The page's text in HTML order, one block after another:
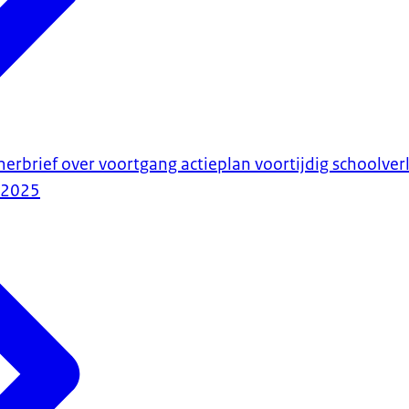
over voortgang actieplan voortijdig